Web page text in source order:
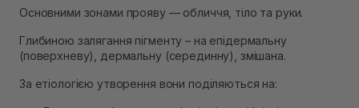
Основними зонами прояву — обличчя, тіло та руки.
Глибиною залягання пігменту – на епідермальну
(поверхневу), дермальну (серединну), змішана.
За етіологією утворення вони поділяються на: